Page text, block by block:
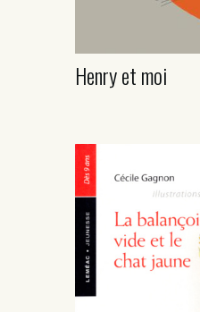
Henry et moi